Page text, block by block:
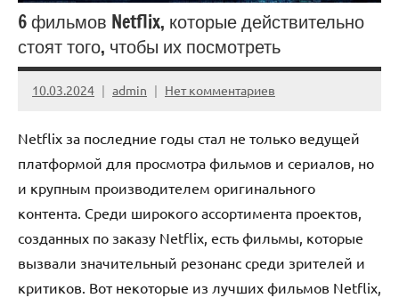
6 фильмов Netflix, которые действительно
стоят того, чтобы их посмотреть
10.03.2024 admin Нет комментариев
Netflix за последние годы стал не только ведущей
платформой для просмотра фильмов и сериалов, но
и крупным производителем оригинального
контента. Среди широкого ассортимента проектов,
созданных по заказу Netflix, есть фильмы, которые
вызвали значительный резонанс среди зрителей и
критиков. Вот некоторые из лучших фильмов Netflix,